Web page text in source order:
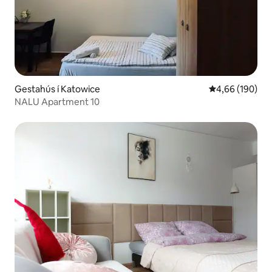
Gestahús í Katowice 4,66 af 5 í
4,66 (190)
NALU Apartment 10